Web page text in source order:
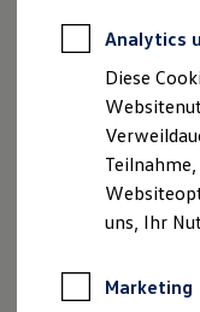
Kfz-
Anpfiff zum
Impressum &
Analytics
Diese
uns, Ihr
Marketing